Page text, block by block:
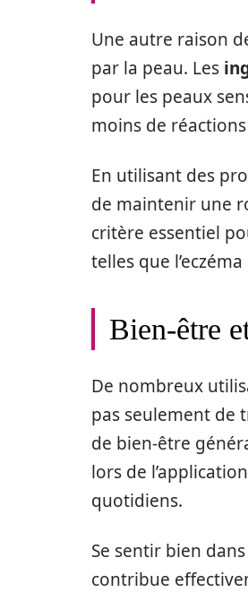
Une autre raison
par la peau. Les
pour les peaux
moins de
En utilisant des
de maintenir une
critère essentiel
telles que
Bien-être
De nombreux
pas seulement de
de bien-être
lors de
quotidiens.
Se sentir bien
contribue